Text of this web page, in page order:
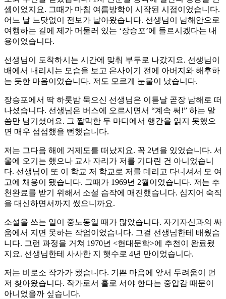
셈이었지요. 그때가 마침 여름방학이 시작된 시점이었습니다.
어느 날 느닷없이 전보가 날아왔습니다. 선생님이 남해안으로
여행하는 길에 제가 머물러 있는 ‘장승포’에 들르시겠다는 내
용이었습니다.
선생님이 도착하시는 시간에 맞춰 부두로 나갔지요. 선생님이
배에서 내리시는 모습을 보고 은사이기 전에 아버지와 해후하
는 듯한 마음이었습니다. 저도 모르게 눈물이 났습니다.
장승포에서 딱 하룻밤 묵으신 선생님은 이튿날 곧장 남해로 떠
나셨습니다. 선생님은 버스에 오르시면서 “계속 써!” 하는 말
씀만 남기셨어요. 그 짤막한 두 마디에서 행간을 읽지 못했으
면 매우 섭섭했을 뻔했습니다.
저는 그다음 해에 거제도를 떠났지요. 꼭 2년을 있었습니다. 서
울에 오기는 했으나 교사 자리가 저를 기다린 건 아니었습니
다. 선생님이 또 이 학교 저 학교로 저를 데리고 다니셔서 모 여
고에 채용이 됐습니다. 그때가 1969년 2월이었습니다. 저는 추
천완료를 받기 위해서 소설 습작에 매진했습니다. 심지어 숙직
을 대신하면서까지 썼으니까요.
소설을 쓰는 일이 중노동일 때가 많았습니다. 자기자신과의 싸
움에서 지면 못하는 작업이었습니다. 그걸 선생님한테 배웠습
니다. 그런 과정을 거쳐 1970년 <현대문학>에 추천이 완료됐
지요. 선생님한테 사사한 지 햇수로 4년 만이었습니다.
저는 비로소 작가가 됐습니다. 기쁜 마음에 앞서 두려움이 먼
저 찾아왔습니다. 작가로서 홀로 서야 한다는 중압감 때문이
아니었을까 싶습니다.